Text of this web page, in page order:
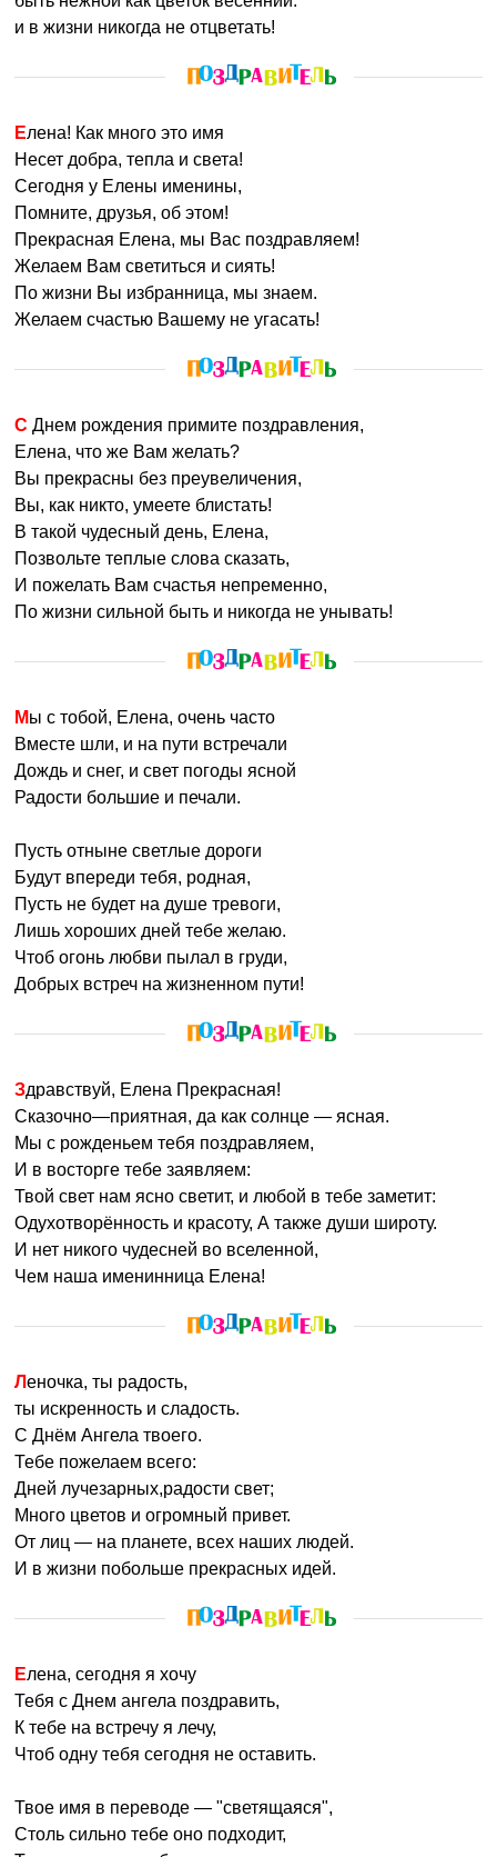
и в жизни никогда не отцветать!
Елена! Как много это имя
Несет добра, тепла и света!
Сегодня у Елены именины,
Помните, друзья, об этом!
Прекрасная Елена, мы Вас поздравляем!
Желаем Вам светиться и сиять!
По жизни Вы избранница, мы знаем.
Желаем счастью Вашему не угасать!
С Днем рождения примите поздравления,
Елена, что же Вам желать?
Вы прекрасны без преувеличения,
Вы, как никто, умеете блистать!
В такой чудесный день, Елена,
Позвольте теплые слова сказать,
И пожелать Вам счастья непременно,
По жизни сильной быть и никогда не унывать!
Мы с тобой, Елена, очень часто
Вместе шли, и на пути встречали
Дождь и снег, и свет погоды ясной
Радости большие и печали.
Пусть отныне светлые дороги
Будут впереди тебя, родная,
Пусть не будет на душе тревоги,
Лишь хороших дней тебе желаю.
Чтоб огонь любви пылал в груди,
Добрых встреч на жизненном пути!
Здравствуй, Елена Прекрасная!
Сказочно—приятная, да как солнце — ясная.
Мы с рожденьем тебя поздравляем,
И в восторге тебе заявляем:
Твой свет нам ясно светит, и любой в тебе заметит:
Одухотворённость и красоту, А также души широту.
И нет никого чудесней во вселенной,
Чем наша именинница Елена!
Леночка, ты радость,
ты искренность и сладость.
С Днём Ангела твоего.
Тебе пожелаем всего:
Дней лучезарных,радости свет;
Много цветов и огромный привет.
От лиц — на планете, всех наших людей.
И в жизни побольше прекрасных идей.
Елена, сегодня я хочу
Тебя с Днем ангела поздравить,
К тебе на встречу я лечу,
Чтоб одну тебя сегодня не оставить.
Твое имя в переводе — "светящаяся",
Столь сильно тебе оно подходит,